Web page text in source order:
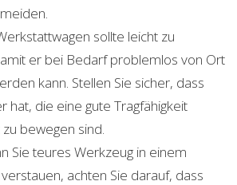
sollte leicht zu
er bei Bedarf problemlos von Ort
kann. Stellen Sie sicher, dass
hat, die eine gute Tragfähigkeit
bewegen sind.
Sie teures Werkzeug in einem
achten Sie darauf, dass